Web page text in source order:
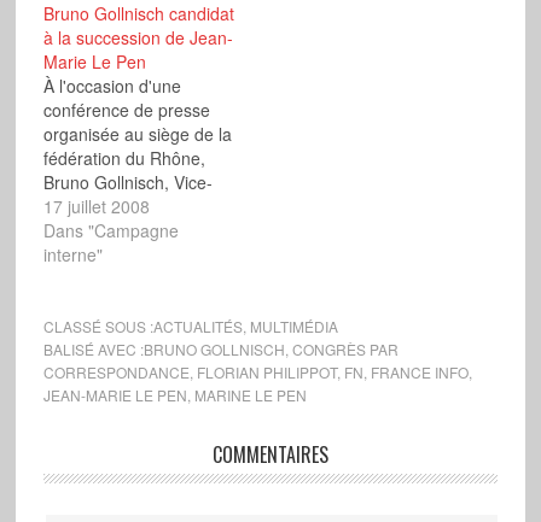
Bruno Gollnisch candidat
à la succession de Jean-
Marie Le Pen
À l'occasion d'une
conférence de presse
organisée au siège de la
fédération du Rhône,
Bruno Gollnisch, Vice-
Président exécutif du
Front National, a
annoncé qu'il serait
National, à l'occasion du
prochain congrès prévu
pour 2010. Le Président
Jean-Marie Le Pen a
17 juillet 2008
Dans "Campagne
interne"
CLASSÉ SOUS :ACTUALITÉS, MULTIMÉDIA
BALISÉ AVEC :BRUNO GOLLNISCH CONGRÈS PAR
CORRESPONDANCE FLORIAN PHILIPPOT, FN FRANCE INFO,
JEAN-MARIE LE PEN MARINE LE PEN
COMMENTAIRES